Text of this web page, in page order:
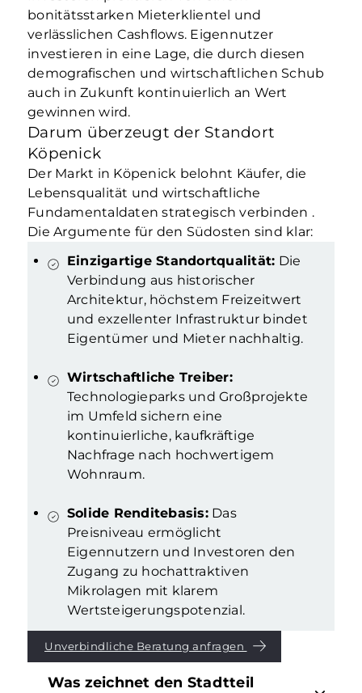
bonitätsstarken Mieterklientel und
verlässlichen Cashflows. Eigennutzer
investieren in eine Lage, die durch diesen
demografischen und wirtschaftlichen Schub
auch in Zukunft kontinuierlich an Wert
gewinnen wird.
Darum überzeugt der Standort
Köpenick
Der Markt in Köpenick belohnt Käufer, die
Lebensqualität und wirtschaftliche
Fundamentaldaten strategisch verbinden .
Die Argumente für den Südosten sind klar:
Einzigartige Standortqualität: Die
Verbindung aus historischer
Architektur, höchstem Freizeitwert
und exzellenter Infrastruktur bindet
Eigentümer und Mieter nachhaltig.
Wirtschaftliche Treiber:
Technologieparks und Großprojekte
im Umfeld sichern eine
kontinuierliche, kaufkräftige
Nachfrage nach hochwertigem
Wohnraum.
Solide Renditebasis:Das
Preisniveau ermöglicht
Eigennutzern und Investoren den
Zugang zu hochattraktiven
Mikrolagen mit klarem
Wertsteigerungspotenzial.
Unverbindliche Beratung anfragen
Was zeichnet den Stadtteil